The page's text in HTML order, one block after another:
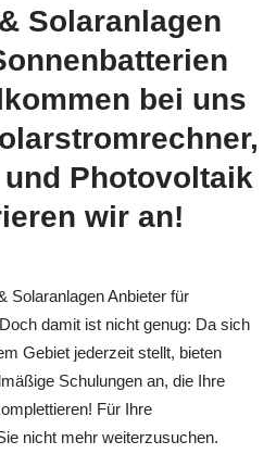
Solaranlagen
bei uns
Photovoltaik
wir an!
Solaranlagen Anbieter für
damit ist nicht genug: Da sich
Gebiet jederzeit stellt, bieten
Schulungen an, die Ihre
Für Ihre
nicht mehr weiterzusuchen.